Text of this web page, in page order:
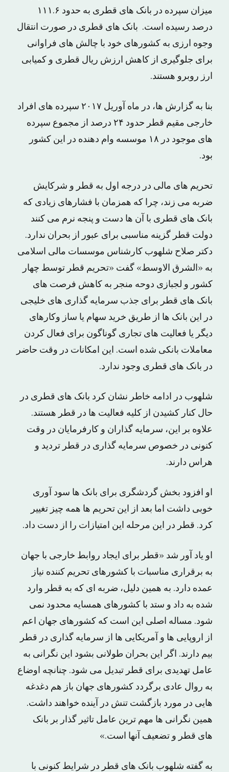
میزان سپرده در بانک های قطری به حدود ۱۱۱.۶
درصد رسیده است. بانک های قطری در صورت انتقال
وجوه ارزی به کشورهای خود با چالش های فراوانی
برای جلوگیری از کاهش ارزش ریال قطری و کمیابی
ارز روبرو هستند.
بنا به گزارش ها، در ماه آوریل ۲۰۱۷ سپرده های افراد
خارجی مقیم قطر حدود ۲۴ درصد از مجموع سپرده
های موجود در ۱۸ موسسه وام دهنده در این کشور
بود.
تحریم های مالی در درجه اول به قطر و شرکایش
ضربه می زند، چرا که همزمان با فشارهای زیادی که
بانک های قطری با آن ها دست و پنجه نرم می کنند
دولت قطر گزینه مناسبی برای عبور از بحران ندارد.
دکتر صلاح شلهوب کارشناس موسسات مالی اسلامی
به «الشرق الاوسط» گفت «تحریم قطر توسط چهار
کشور و لجبازی دوحه منجر به کاهش فرصت های
بانک های قطر برای جذب سرمایه گذاری های خلیجی
در این بانک ها از طریق خرید سهام یا ساز وکارهای
دیگر یا فعالیت های تجاری گوناگون برای فعال کردن
معاملات بانکی شده است. این امکانات در وقت حاضر
در بانک های قطری وجود ندارد.
شلهوب در ادامه خاطر نشان کرد بانک های قطری در
حال کنار کشیدن از کلیه فعالیت ها در قطر هستند.
علاوه بر این، سرمایه گذاران و کارفرمایان در وقت
کنونی در خصوص سرمایه گذاری در قطر تردید و
هراس دارند.
او افزود بخش گردشگری برای بانک ها سود آوری
خوبی داشت اما بعد از این تحریم ها همه چیز تغییر
کرد. قطر در این مرحله این امتیازات را از دست داد.
او یاد آور شد «قطر برای ایجاد روابط خارجی با جهان
به برقراری مناسبات با کشورهای تحریم کننده نیاز
عمده دارد. به همین دلیل، ضربه ای که به قطر وارد
شده به داد و ستد با کشورهای همسایه محدود نمی
شود. مساله اصلی این است که کشورهای جهان اعم
از اروپایی ها و آمریکایی ها از سرمایه گذاری در قطر
بیم دارند. اگر این بحران طولانی بشود این نگرانی به
عامل تهدیدی برای قطر تبدیل می شود. چنانچه اوضاع
به روال عادی برگردد کشورهای جهان باز هم دغدغه
هایی در مورد بازگشت تنش در آینده خواهند داشت.
همین نگرانی ها مهم ترین عامل تاثیر گذار بر بانک
های قطر و تضعیف آنها است.»
به گفته شلهوب بانک های قطر در شرایط کنونی با